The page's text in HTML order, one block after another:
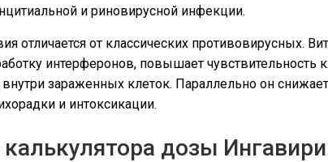
и риновирусной инфекции.
отличается от классических противовирусных.
интерферонов, повышает
зараженных клеток. Параллельно он
и интоксикации.
дозы